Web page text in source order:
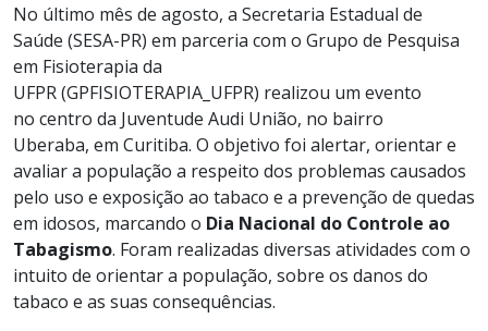
No último mês de agosto, a Secretaria Estadual de
Saúde (SESA-PR) em parceria com o Grupo de Pesquisa
em Fisioterapia da
UFPR (GPFISIOTERAPIA_UFPR) realizou um evento
no centro da Juventude Audi União, no bairro
Uberaba, em Curitiba. O objetivo foi alertar, orientar e
avaliar a população a respeito dos problemas causados
pelo uso e exposição ao tabaco e a prevenção de quedas
em idosos, marcando o Dia Nacional do Controle ao
Tabagismo. Foram realizadas diversas atividades com o
intuito de orientar a população, sobre os danos do
tabaco e as suas consequências.